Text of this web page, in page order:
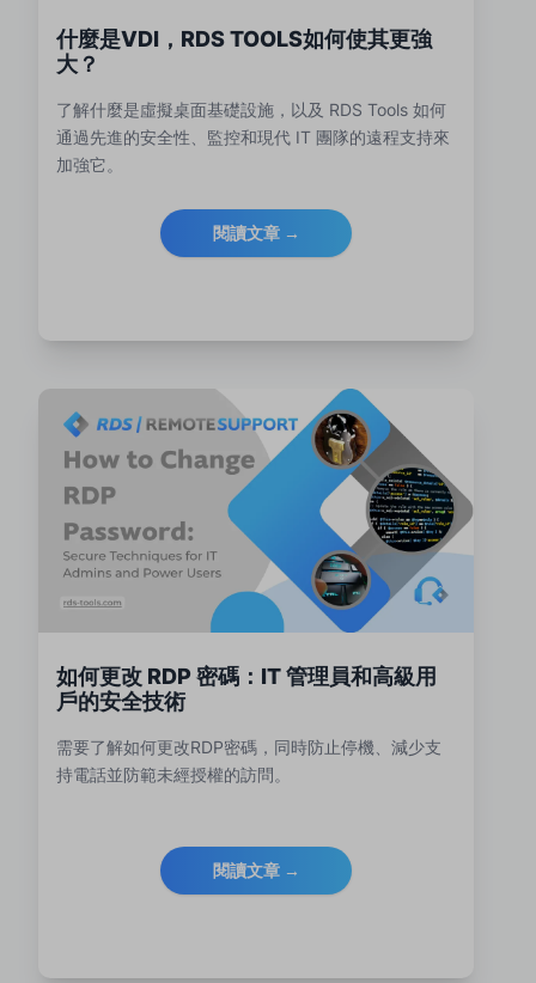
什麼是VDI，RDS TOOLS如何使其更強
大？
了解什麼是虛擬桌面基礎設施，以及 RDS Tools 如何
通過先進的安全性、監控和現代 IT 團隊的遠程支持來
加強它。
閱讀文章 →
如何更改 RDP 密碼：IT 管理員和高級用
戶的安全技術
需要了解如何更改RDP密碼，同時防止停機、減少支
持電話並防範未經授權的訪問。
閱讀文章 →